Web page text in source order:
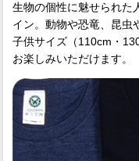
生物の個性に魅せられた
イン。動物や恐竜、昆虫
子供サイズ（110cm・
お楽しみいただけます。